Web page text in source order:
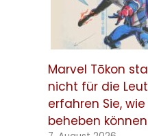
Marvel Tōkon
nicht für die
erfahren Sie,
beheben können